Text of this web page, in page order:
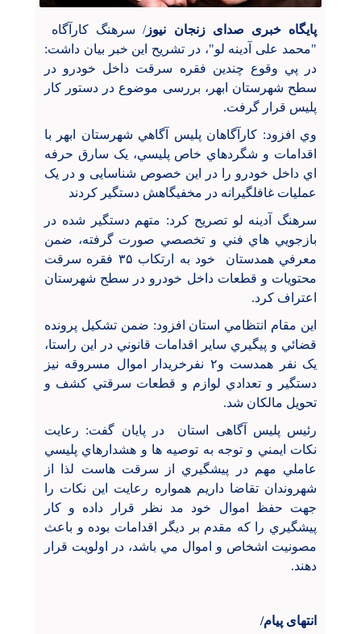
پایگاه خبری صدای زنجان نیوز/ سرهنگ کارآگاه
"محمد علی آدینه لو"، در تشريح اين خبر بيان داشت:
در پي وقوع چندین فقره سرقت داخل خودرو در
سطح شهرستان ابهر، بررسی موضوع در دستور کار
پليس قرار گرفت.
وي افزود: کارآگاهان پليس آگاهي شهرستان ابهر با
اقدامات و شگردهاي خاص پليسي، يک سارق حرفه
اي داخل خودرو را در این خصوص شناسایی و در يک
عمليات غافلگيرانه در مخفيگاهش دستگير کردند
سرهنگ آدینه لو تصريح کرد: متهم دستگير شده در
بازجويي هاي فني و تخصصي صورت گرفته، ضمن
معرفي همدستان خود به ارتکاب ۳۵ فقره سرقت
محتويات و قطعات داخل خودرو در سطح شهرستان
اعتراف کرد.
اين مقام انتظامي استان افزود: ضمن تشکيل پرونده
قضائي و پيگيري ساير اقدامات قانوني در اين راستا،
یک نفر همدست و۲ نفرخریدار اموال مسروقه نيز
دستگير و تعدادي لوازم و قطعات سرقتي کشف و
تحويل مالکان شد.
رئیس پلیس آگاهی استان در پايان گفت: رعايت
نکات ايمني و توجه به توصيه ها و هشدارهاي پليسي
عاملي مهم در پيشگيري از سرقت هاست لذا از
شهروندان تقاضا داريم همواره رعايت اين نکات را
جهت حفظ اموال خود مد نظر قرار داده و کار
پيشگيري را که مقدم بر ديگر اقدامات بوده و باعث
مصونيت اشخاص و اموال مي باشد، در اولويت قرار
دهند.
انتهای پیام/